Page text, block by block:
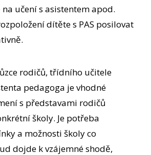
učení s asistentem apod.
dítěte s PAS posilovat
rodičů, třídního učitele
pedagoga je vhodné
s představami rodičů
školy. Je potřeba
a možnosti školy co
dojde k vzájemné shodě,